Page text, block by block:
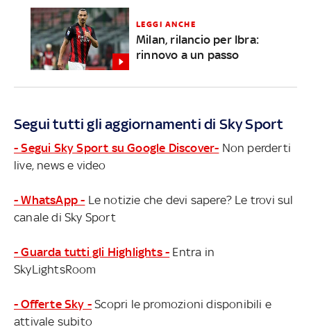
LEGGI ANCHE
Milan, rilancio per Ibra:
rinnovo a un passo
Segui tutti gli aggiornamenti di Sky Sport
- Segui Sky Sport su Google Discover- Non perderti
live, news e video
- WhatsApp - Le notizie che devi sapere? Le trovi sul
canale di Sky Sport
- Guarda tutti gli Highlights - Entra in
SkyLightsRoom
- Offerte Sky - Scopri le promozioni disponibili e
attivale subito